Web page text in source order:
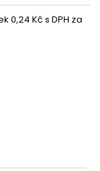
0,24 Kč s DPH za